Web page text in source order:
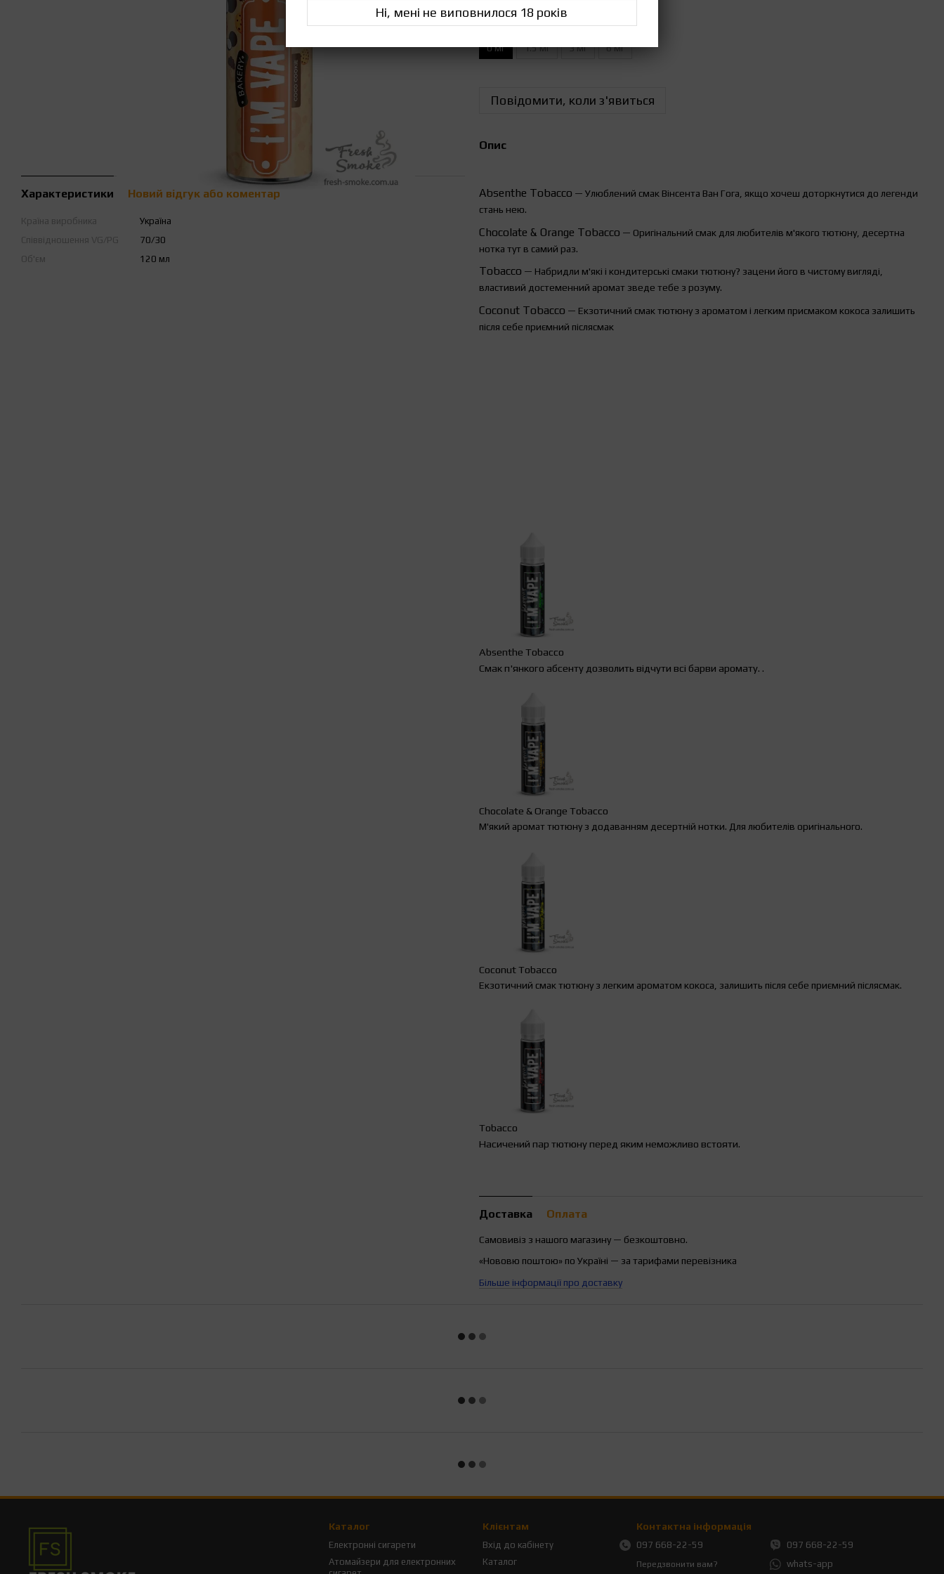
Характеристики Новий відгук або коментар
Країна виробника
Україна
Співвідношення VG/PG
70/30
Об'єм
120 мл
Міцність рідини
0 мг 1.5 мг 3 мг 6 мг
Повідомити, коли з'явиться
Опис
Absenthe Tobacco — Улюблений смак Вінсента Ван Гога, якщо хочеш доторкнутися до легенди
стань нею.
Chocolate & Orange Tobacco — Оригінальний смак для любителів м'якого тютюну, десертна
нотка тут в самий раз.
Tobacco — Набридли м'які і кондитерські смаки тютюну? зацени його в чистому вигляді,
властивий достеменний аромат зведе тебе з розуму.
Coconut Tobacco — Екзотичний смак тютюну з ароматом і легким присмаком кокоса залишить
після себе приємний післясмак
Absenthe Tobacco
Смак п'янкого абсенту дозволить відчути всі барви аромату. .
Chocolate & Orange Tobacco
М'який аромат тютюну з додаванням десертній нотки. Для любителів оригінального.
Coconut Tobacco
Екзотичний смак тютюну з легким ароматом кокоса, залишить після себе приємний післясмак.
Tobacco
Насичений пар тютюну перед яким неможливо встояти.
Доставка Оплата
Самовивіз з нашого магазину — безкоштовно.
«Нововю поштою» по Україні — за тарифами перевізника
Більше інформації про доставку
Каталог
Електронні сигарети
Атомайзери для електронних
Клієнтам
Вхід до кабінету
Каталог
Контактна інформація
097 668-22-59
Передзвонити вам?
097 668-22-59
whats-app
Ні, мені не виповнилося 18 років